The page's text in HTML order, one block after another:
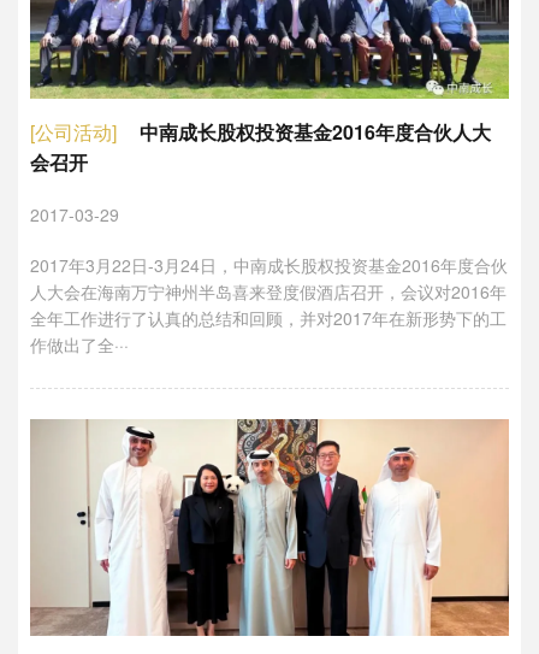
[公司活动]
中南成长股权投资基金2016年度合伙人大
会召开
2017-03-29
2017年3月22日-3月24日，中南成长股权投资基金2016年度合伙
人大会在海南万宁神州半岛喜来登度假酒店召开，会议对2016年
全年工作进行了认真的总结和回顾，并对2017年在新形势下的工
作做出了全···